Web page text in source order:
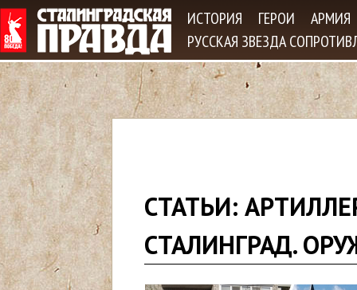
ИСТОРИЯ ГЕРОИ
АРМИЯ
РУССКАЯ ЗВЕЗДА
з
СТАТЬИ:
СТАЛИНГРАД.